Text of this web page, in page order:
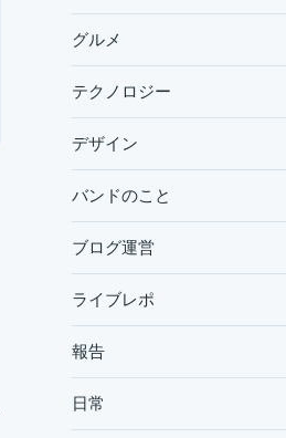
グルメ
テクノロジー
デザイン
バンドのこと
ブログ運営
ライブレポ
報告
日常